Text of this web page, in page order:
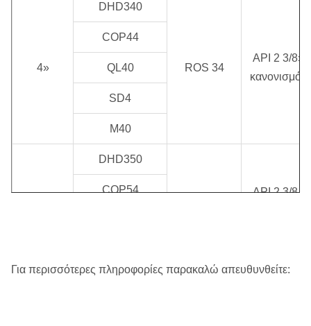
4»
DHD340
ROS 34
API 2 3/8»
κανονισμός
COP44
QL40
SD4
M40
DHD350
API 2 3/8 "
COP54
Για περισσότερες πληροφορίες παρακαλώ απευθυνθείτε: